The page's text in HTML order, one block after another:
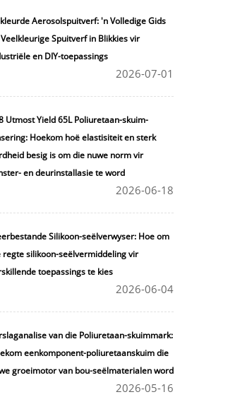
Aerosolspuitverf: 'n Volledige Gids
Spuitverf in Blikkies vir
en DIY-toepassings
2026-07-01
Utmost Yield 65L Poliuretaan-skuim-
Hoekom hoë elastisiteit en sterk
besig is om die nuwe norm vir
en deurinstallasie te word
2026-06-18
Silikoon-seëlverwyser: Hoe om
regte silikoon-seëlvermiddeling vir
toepassings te kies
2026-06-04
van die Poliuretaan-skuimmark:
eenkomponent-poliuretaanskuim die
groeimotor van bou-seëlmaterialen word
2026-05-16